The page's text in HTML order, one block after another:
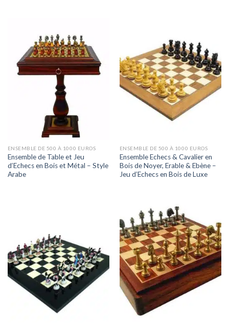
ENSEMBLE DE 500 À 1000 EUROS
Ensemble de Table et Jeu
d’Echecs en Bois et Métal – Style
Arabe
ENSEMBLE DE 500 À 1000 EUROS
Ensemble Echecs & Cavalier en
Bois de Noyer, Erable & Ebène –
Jeu d’Echecs en Bois de Luxe